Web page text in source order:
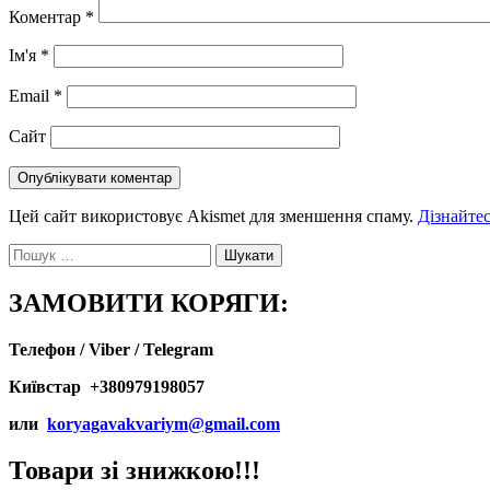
Коментар *
Ім'я *
Email *
Сайт
Цей сайт використовує Akismet для зменшення спаму.
Пошук:
ЗАМОВИТИ КОРЯГИ:
Телефон / Viber / Telegram
Київстар +380979198057
или koryagavakvariym@gmail.com
Товари зі знижкою!!!